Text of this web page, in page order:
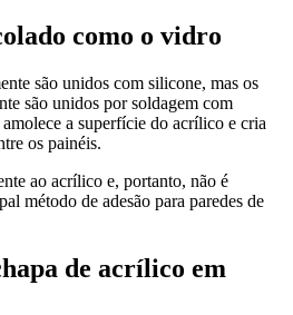
como o vidro
são unidos com silicone, mas os
são unidos por soldagem com
a superfície do acrílico e cria
os painéis.
ao acrílico e, portanto, não é
método de adesão para paredes de
de acrílico em